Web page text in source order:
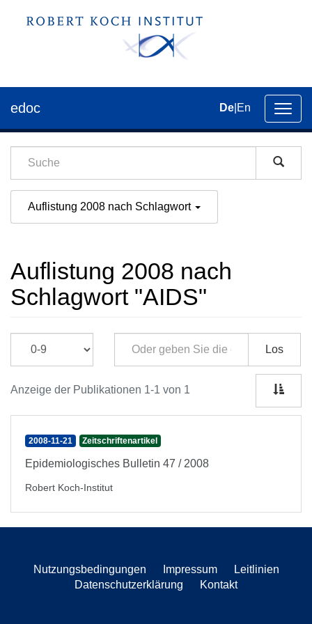
der
edoc De En
Auflistung 2008 nach Schlagwort
Auflistung 2008 nach
Schlagwort "AIDS"
Los
Anzeige der Publikationen 1-1 von 1
2008-11-21 Zeitschriftenartikel
Epidemiologisches Bulletin 47 / 2008
Robert Koch-Institut
Nutzungsbedingungen Impressum
Leitlinien
Datenschutzerklärung
Kontakt